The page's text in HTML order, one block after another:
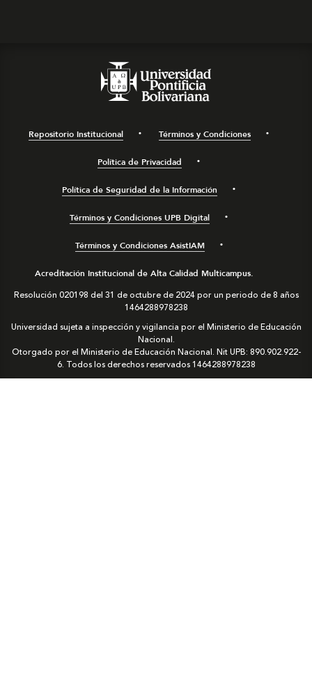
Repositorio Institucional Términos y Condiciones
Política de Privacidad
Política de Seguridad de la Información
Términos y Condiciones UPB Digital
Términos y Condiciones AsistIAM
Acreditación Institucional de Alta Calidad Multicampus.
Resolución 020198 del 31 de octubre de 2024 por un periodo de 8 años
1464288978238
Universidad sujeta a inspección y vigilancia por el Ministerio de Educación
Nacional.
Otorgado por el Ministerio de Educación Nacional. Nit UPB: 890.902.922-
6. Todos los derechos reservados1464288978238